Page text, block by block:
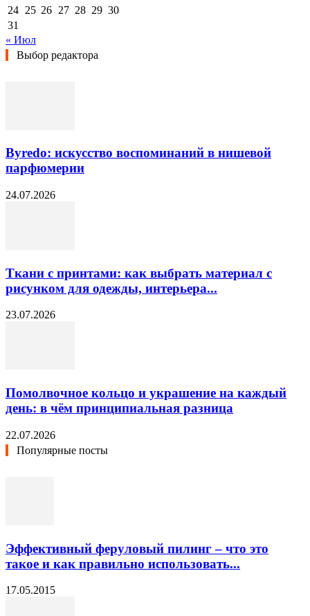
24 25 26 27 28 29 30
31
« Июл
Выбор редактора
Byredo: искусство воспоминаний в нишевой
парфюмерии
24.07.2026
Ткани с принтами: как выбрать материал с
рисунком для одежды, интерьера...
23.07.2026
Помолвочное кольцо и украшение на каждый
день: в чём принципиальная разница
22.07.2026
Популярные посты
Эффективный феруловый пилинг – что это
такое и как правильно использовать...
17.05.2015